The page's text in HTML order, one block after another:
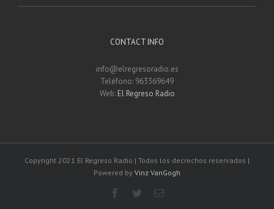
CONTACT INFO
info@elregresoradio.es
Teléfono: 963369649
Web: El Regreso Radio
Copyright 2021 El Regreso Radio | Todos los decrechos reservados |
Powered by Vinz VanGogh